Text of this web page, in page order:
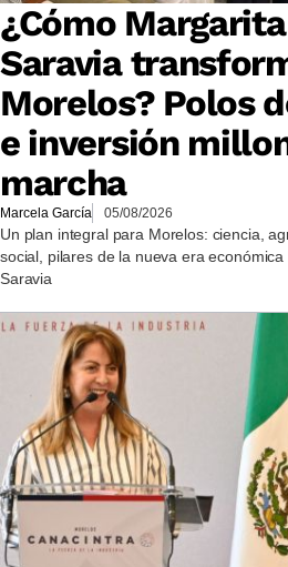
¿Cómo
Saravia
Morelos? Polos
e inversión
marcha
Marcela García 05/08/2026
Un plan integral para Morelos: ciencia,
social, pilares de la nueva era
Saravia